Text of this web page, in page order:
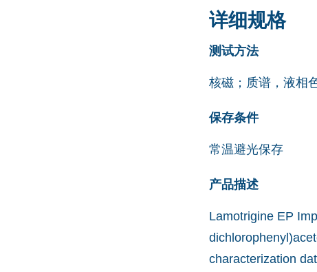
详细规格
测试方法
核磁；质谱，液相
保存条件
常温避光保存
产品描述
Lamotrigine EP
characterization